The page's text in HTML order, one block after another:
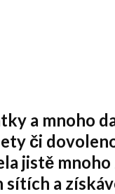
a mnoho
či
jistě
sítích a